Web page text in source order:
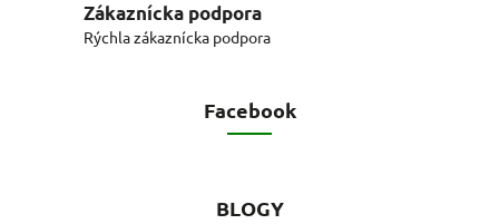
Zákaznícka podpora
Rýchla zákaznícka podpora
Facebook
BLOGY